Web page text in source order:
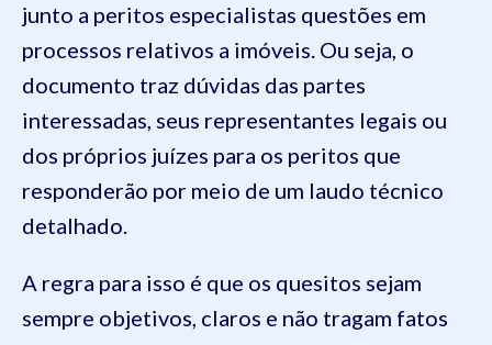
junto a peritos especialistas questões em
processos relativos a imóveis. Ou seja, o
documento traz dúvidas das partes
interessadas, seus representantes legais ou
dos próprios juízes para os peritos que
responderão por meio de um laudo técnico
detalhado.
A regra para isso é que os quesitos sejam
sempre objetivos, claros e não tragam fatos